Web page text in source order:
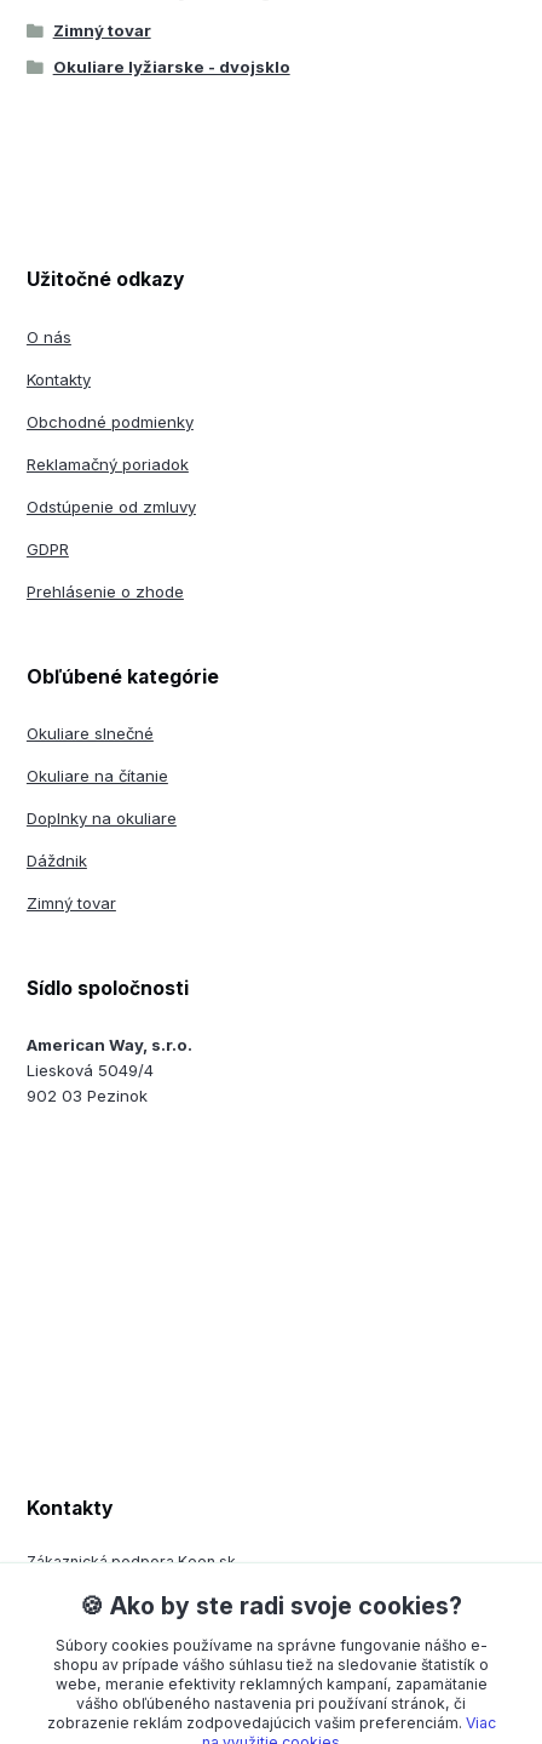
Zimný tovar
Okuliare lyžiarske - dvojsklo
Užitočné odkazy
O nás
Kontakty
Obchodné podmienky
Reklamačný poriadok
Odstúpenie od zmluvy
GDPR
Prehlásenie o zhode
Obľúbené kategórie
Okuliare slnečné
Okuliare na čítanie
Doplnky na okuliare
Dáždnik
Zimný tovar
Sídlo spoločnosti
American Way, s.r.o.
Liesková 5049/4
902 03 Pezinok
Kontakty
Zákaznická podpora Keen.sk
+420 377 443 970
(Po-Pá, 8-15 hod.)
order@americanway.sk
🍪 Ako by ste radi svoje cookies?
Súbory cookies používame na správne fungovanie nášho e-
shopu av prípade vášho súhlasu tiež na sledovanie štatistík o
webe, meranie efektivity reklamných kampaní, zapamätanie
vášho obľúbeného nastavenia pri používaní stránok, či
zobrazenie reklám zodpovedajúcich vašim preferenciám. Viac